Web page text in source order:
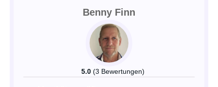
Benny Finn
5.0 (3 Bewertungen)